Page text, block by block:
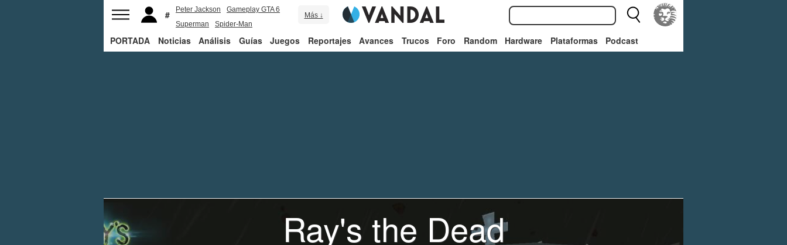
Peter Jackson
Gameplay GTA 6
Superman
Spider-Man
Más ↓
PORTADA Noticias Análisis Guías Juegos Reportajes Avances Trucos Foro Random Hardware Plataformas Podcast
Ray's the Dead